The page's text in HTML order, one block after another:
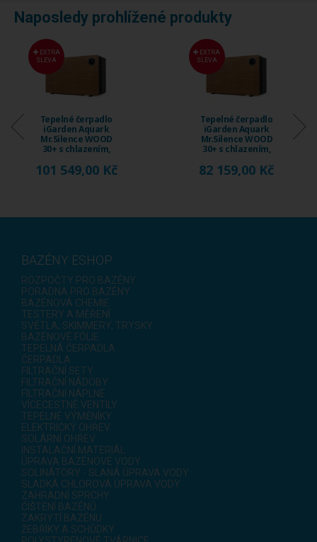
Naposledy prohlížené produkty
EXTRA
SLEVA
Tepelné čerpadlo
iGarden Aquark
Mr.Silence WOOD
30+ s chlazením,
101 549,00 Kč
EXTRA
SLEVA
Tepelné čerpadlo
iGarden Aquark
Mr.Silence WOOD
30+ s chlazením,
82 159,00 Kč
BAZÉNY ESHOP
ROZPOČTY PRO BAZÉNY
PORADNA PRO BAZÉNY
BAZÉNOVÁ CHEMIE
TESTERY A MĚŘENÍ
SVĚTLA, SKIMMERY, TRYSKY
BAZÉNOVÉ FÓLIE
TEPELNÁ ČERPADLA
ČERPADLA
FILTRAČNÍ SETY
FILTRAČNÍ NÁDOBY
FILTRAČNÍ NÁPLNE
VÍCECESTNÉ VENTILY
TEPELNÉ VÝMĚNÍKY
ELEKTRICKÝ OHŘEV
SOLÁRNÍ OHŘEV
INSTALAČNÍ MATERIÁL
ÚPRAVA BAZÉNOVÉ VODY
SOLINÁTORY - SLANÁ ÚPRAVA VODY
SLADKÁ CHLOROVÁ ÚPRAVA VODY
ZAHRADNÍ SPRCHY
ČIŠTĚNÍ BAZÉNŮ
ZAKRYTÍ BAZÉNU
ŽEBŘÍKY A SCHŮDKY